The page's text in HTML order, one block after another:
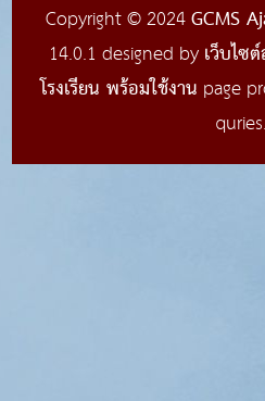
Copyright © 2024GCMS
14.0.1 designed byเว็บไซ
โรงเรียน พร้อมใช้งาน page